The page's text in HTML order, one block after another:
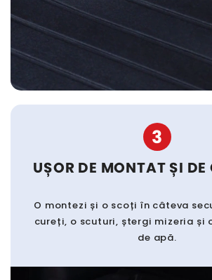
3
UȘOR DE MONTAT ȘI
O montezi și o scoți în câteva
cureți, o scuturi, ștergi mizeria și
de apă.